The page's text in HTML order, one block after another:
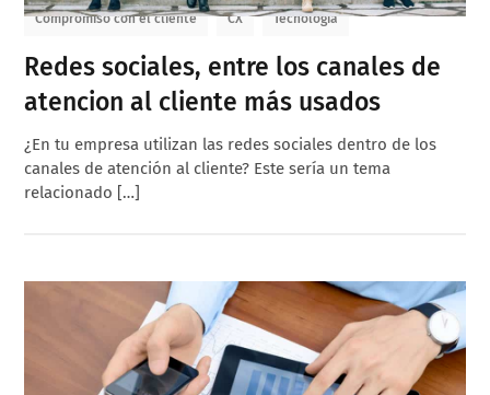
Compromiso con el cliente CX Tecnología
Redes sociales, entre los canales de
atencion al cliente más usados
¿En tu empresa utilizan las redes sociales dentro de los
canales de atención al cliente? Este sería un tema
relacionado […]